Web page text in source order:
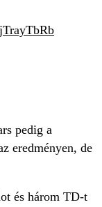
pedig a
eredményen, de
és három TD-t